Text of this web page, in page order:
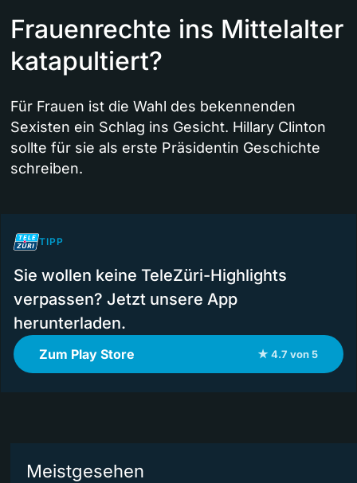
Frauenrechte ins Mittelalter
katapultiert?
Für Frauen ist die Wahl des bekennenden
Sexisten ein Schlag ins Gesicht. Hillary Clinton
sollte für sie als erste Präsidentin Geschichte
schreiben.
TIPP
Sie wollen keine TeleZüri-Highlights
verpassen? Jetzt unsere App
herunterladen.
Zum Play Store ★ 4.7 von 5
Meistgesehen